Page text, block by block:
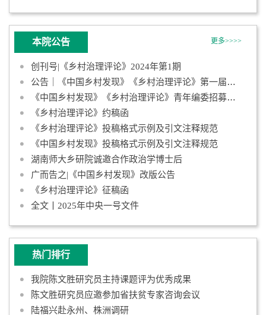
本院公告 更多>>>>
创刊号|《乡村治理评论》2024年第1期
公告｜《中国乡村发现》《乡村治理评论》第一届青年编委会成员名
《中国乡村发现》《乡村治理评论》青年编委招募启事
《乡村治理评论》约稿函
《乡村治理评论》投稿格式示例及引文注释规范
《中国乡村发现》投稿格式示例及引文注释规范
湖南师大乡研院诚邀合作政治学博士后
广而告之|《中国乡村发现》改版公告
《乡村治理评论》征稿函
全文丨2025年中央一号文件
热门排行
我院陈文胜研究员主持课题评为优秀成果
陈文胜研究员应邀参加省扶贫专家咨询会议
陆福兴赴永州、株洲调研